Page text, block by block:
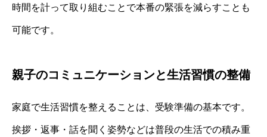
時間を計って取り組むことで本番の緊張を減らすことも
可能です。
親子のコミュニケーションと生活習慣の整備
家庭で生活習慣を整えることは、受験準備の基本です。
挨拶・返事・話を聞く姿勢などは普段の生活での積み重